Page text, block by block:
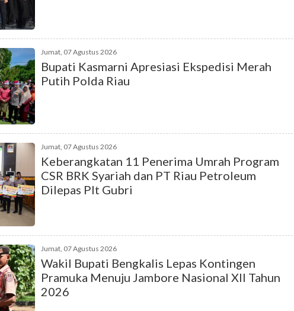
Jumat, 07 Agustus 2026
Bupati Kasmarni Apresiasi Ekspedisi Merah
Putih Polda Riau
Jumat, 07 Agustus 2026
Keberangkatan 11 Penerima Umrah Program
CSR BRK Syariah dan PT Riau Petroleum
Dilepas Plt Gubri
Jumat, 07 Agustus 2026
Wakil Bupati Bengkalis Lepas Kontingen
Pramuka Menuju Jambore Nasional XII Tahun
2026